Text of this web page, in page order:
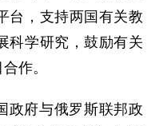
台，支持两国有关教
科学研究，鼓励有关
作。
府与俄罗斯联邦政